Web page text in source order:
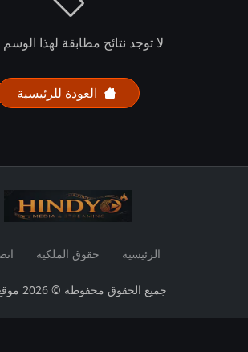
لا توجد نتائج مطابقة لهذا الوسم
العودة للرئيسية
الرئيسية حقوق الملكية
جميع الحقوق محفوظة © 2026 موقع هنديو